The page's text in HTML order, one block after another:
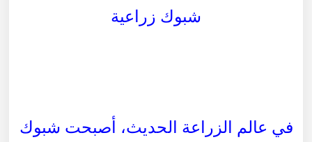
شبوك زراعية
في عالم الزراعة الحديث، أصبحت شبوك